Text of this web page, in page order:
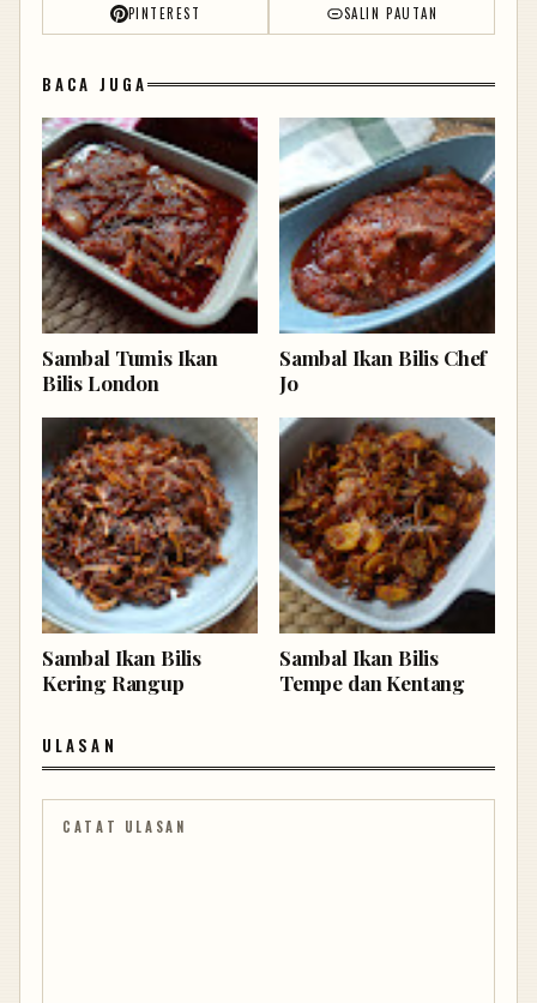
PINTEREST SALIN PAUTAN
BACA JUGA
Sambal Tumis Ikan
Bilis London
Sambal Ikan Bilis Chef
Jo
Sambal Ikan Bilis
Kering Rangup
Sambal Ikan Bilis
Tempe dan Kentang
ULASAN
CATAT ULASAN